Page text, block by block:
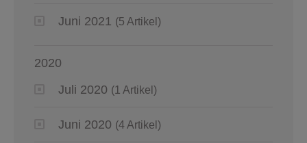
Juni 2021 (5 Artikel)
2020
Juli 2020 (1 Artikel)
Juni 2020 (4 Artikel)